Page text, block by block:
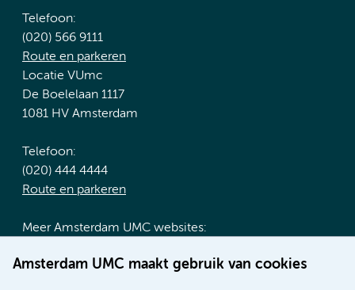
Amsterdam UMC maakt gebruik van cookies
Telefoon:
(020) 566 9111
Route en parkeren
Locatie VUmc
De Boelelaan 1117
1081 HV Amsterdam
Telefoon:
(020) 444 4444
Route en parkeren
Meer Amsterdam UMC websites:
Werken bij Amsterdam UMC